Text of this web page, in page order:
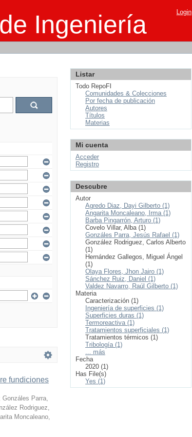
Ingeniería Login
fundiciones
Gonzáles Parra,
Rodriguez,
Moncaleano,
Listar
Todo RepoFI
Comunidades & Colecciones
Por fecha de publicación
Autores
Títulos
Materias
Mi cuenta
Acceder
Registro
Descubre
Autor
Agredo Diaz, Dayi Gilberto (1)
Angarita Moncaleano, Irma (1)
Barba Pingarrón, Arturo (1)
Covelo Villar, Alba (1)
Gonzáles Parra, Jesús Rafael (1)
González Rodriguez, Carlos Alberto
(1)
Hernández Gallegos, Miguel Ángel
(1)
Olaya Flores, Jhon Jairo (1)
Sánchez Ruiz, Daniel (1)
Valdez Navarro, Raúl Gilberto (1)
Materia
Caracterización (1)
Ingeniería de superficies (1)
Superficies duras (1)
Termoreactiva (1)
Tratamientos superficiales (1)
Tratamientos térmicos (1)
Tribología (1)
... más
Fecha
2020 (1)
Has File(s)
Yes (1)